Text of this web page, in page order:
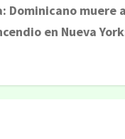
Dominicano muere
en Nueva